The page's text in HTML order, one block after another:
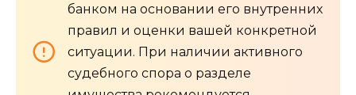
банком на основании его внутренних
правил и оценки вашей конкретной
ситуации. При наличии активного
судебного спора о разделе